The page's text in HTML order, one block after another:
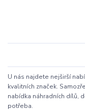
U nás najdete nejširší
kvalitních značek.
nabídka náhradních dílů,
potřeba.